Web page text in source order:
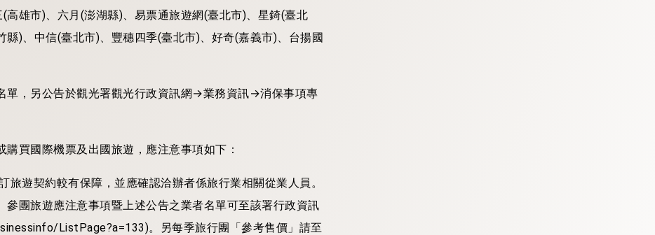
雄市)、六月(澎湖縣)、易票通旅遊網(臺北市)、星錡(臺北
)、中信(臺北市)、豐穗四季(臺北市)、好奇(嘉義市)、台揚國
單，另公告於觀光署觀光行政資訊網→業務資訊→消保事項專
買國際機票及出國旅遊，應注意事項如下：
遊契約較有保障，並應確認洽辦者係旅行業相關從業人員。
團旅遊應注意事項暨上述公告之業者名單可至該署行政資訊
ListPage?a=133)。另每季旅行團「參考售價」請至